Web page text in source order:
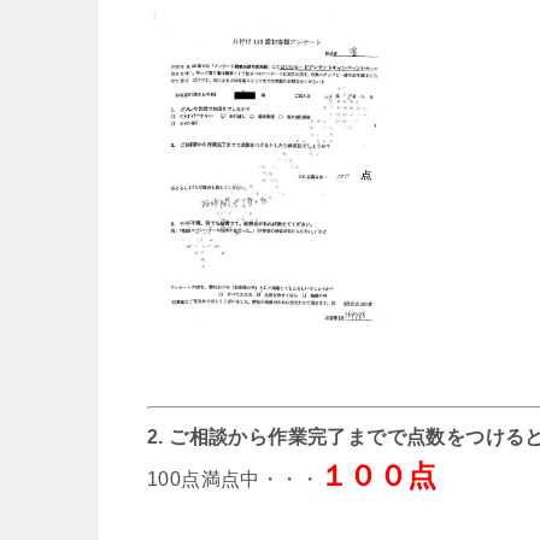
2. ご相談から作業完了までで点数をつける
100点満点中・・・ １００点